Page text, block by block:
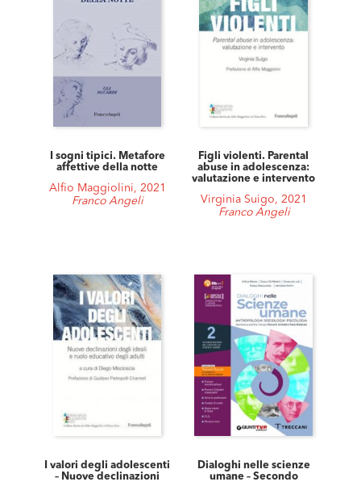
I sogni tipici. Metafore
affettive della notte
Alfio Maggiolini, 2021
Franco Angeli
Figli violenti. Parental
abuse in adolescenza:
valutazione e intervento
Virginia Suigo, 2021
Franco Angeli
I valori degli adolescenti
– Nuove declinazioni
Dialoghi nelle scienze
umane – Secondo